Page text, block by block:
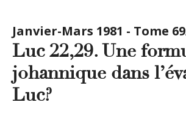
Janvier-Mars 1981 - Tome
Luc 22,29. Une
johannique dans
Luc?